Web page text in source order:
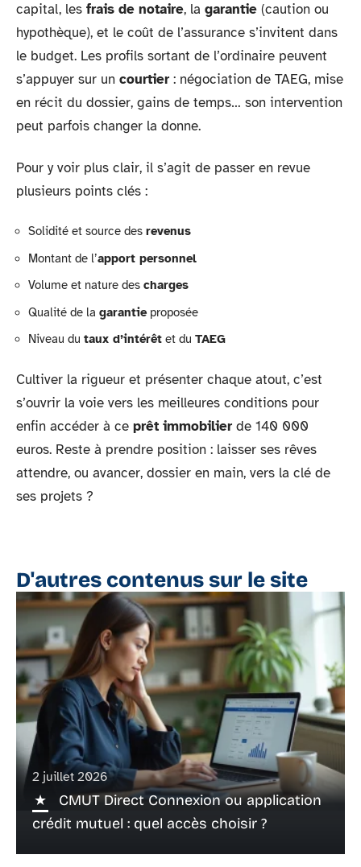
capital, les frais de notaire, la garantie (caution ou
hypothèque), et le coût de l’assurance s’invitent dans
le budget. Les profils sortant de l’ordinaire peuvent
s’appuyer sur un courtier : négociation de TAEG, mise
en récit du dossier, gains de temps… son intervention
peut parfois changer la donne.
Pour y voir plus clair, il s’agit de passer en revue
plusieurs points clés :
Solidité et source des revenus
Montant de l’apport personnel
Volume et nature des charges
Qualité de la garantieproposée
Niveau du taux d’intérêt et du TAEG
Cultiver la rigueur et présenter chaque atout, c’est
s’ouvrir la voie vers les meilleures conditions pour
enfin accéder à ce prêt immobilier de 140 000
euros. Reste à prendre position : laisser ses rêves
attendre, ou avancer, dossier en main, vers la clé de
ses projets ?
D'autres contenus sur le site
2 juillet 2026
CMUT Direct Connexion ou application
crédit mutuel : quel accès choisir ?